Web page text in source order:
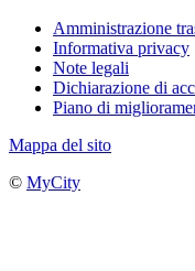
Amministrazione
Informativa privacy
Note legali
Dichiarazione di
Piano di
Mappa del sito
© MyCity